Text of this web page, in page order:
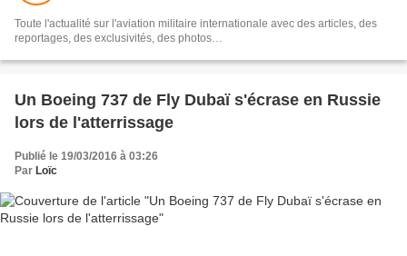
Toute l'actualité sur l'aviation militaire internationale avec des articles, des
reportages, des exclusivités, des photos…
Un Boeing 737 de Fly Dubaï s'écrase en Russie
lors de l'atterrissage
Publié le 19/03/2016 à 03:26
Par Loïc